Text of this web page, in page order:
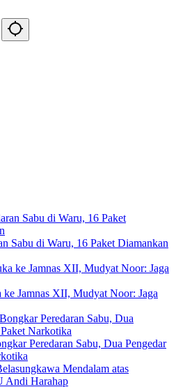
Sabu di Waru, 16 Paket Diamankan
Jamnas XII, Mudyat Noor: Jaga
Peredaran Sabu, Dua Pengedar